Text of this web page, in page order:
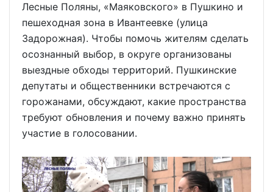
Лесные Поляны, «Маяковского» в Пушкино и
пешеходная зона в Ивантеевке (улица
Задорожная). Чтобы помочь жителям сделать
осознанный выбор, в округе организованы
выездные обходы территорий. Пушкинские
депутаты и общественники встречаются с
горожанами, обсуждают, какие пространства
требуют обновления и почему важно принять
участие в голосовании.